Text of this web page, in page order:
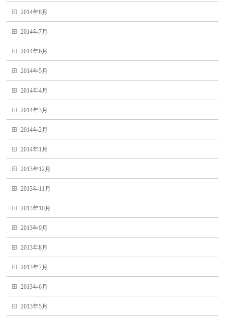
2014年8月
2014年7月
2014年6月
2014年5月
2014年4月
2014年3月
2014年2月
2014年1月
2013年12月
2013年11月
2013年10月
2013年9月
2013年8月
2013年7月
2013年6月
2013年5月